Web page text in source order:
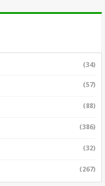
(34)
(57)
(88)
(386)
(32)
(267)